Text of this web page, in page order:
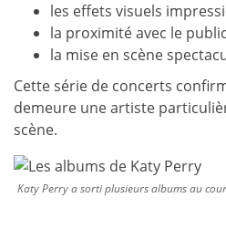
les effets visuels
la proximité avec le
la mise en scène
Cette série de concerts
demeure une artiste
scène.
Katy Perry a sorti plusieurs albums au